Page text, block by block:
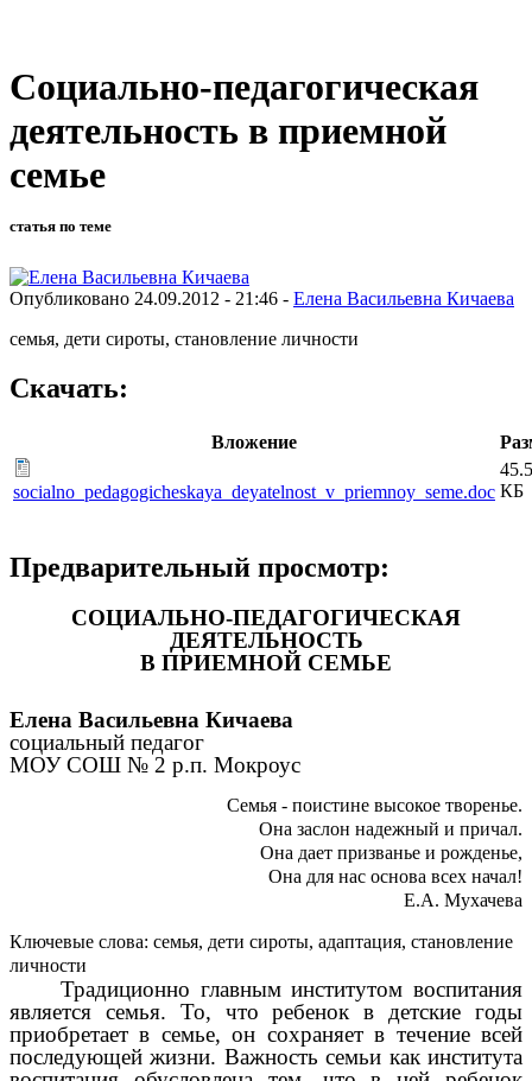
Социально-педагогическая
деятельность в приемной
семье
статья по теме
Опубликовано 24.09.2012 - 21:46 - Елена Васильевна Кичаева
семья, дети сироты, становление личности
Скачать:
Вложение
socialno_pedagogicheskaya_deyatelnost_v_priemnoy_seme.doc
45.5
КБ
Предварительный просмотр:
СОЦИАЛЬНО-ПЕДАГОГИЧЕСКАЯ
ДЕЯТЕЛЬНОСТЬ
В ПРИЕМНОЙ СЕМЬЕ
Елена Васильевна Кичаева
социальный педагог
МОУ СОШ № 2 р.п. Мокроус
Семья - поистине высокое творенье.
Она заслон надежный и причал.
Она дает призванье и рожденье,
Она для нас основа всех начал!
Е.А. Мухачева
Ключевые слова: семья, дети сироты, адаптация, становление
личности
Традиционно главным институтом воспитания
является семья. То, что ребенок в детские годы
приобретает в семье, он сохраняет в течение всей
последующей жизни. Важность семьи как института